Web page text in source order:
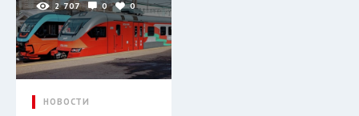
2 707 0 0
НОВОСТИ